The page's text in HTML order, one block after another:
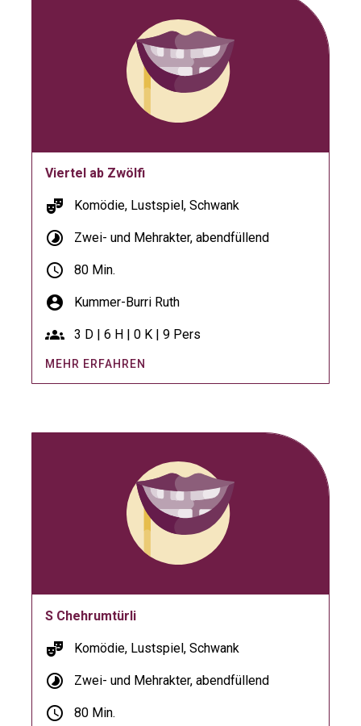
Viertel ab Zwölfi
theater_comedy Komödie, Lustspiel, Schwank
timelapse Zwei- und Mehrakter, abendfüllend
schedule 80 Min.
account_circle Kummer-Burri Ruth
groups 3 D | 6 H | 0 K | 9 Pers
MEHR ERFAHREN
S Chehrumtürli
theater_comedy Komödie, Lustspiel, Schwank
timelapse Zwei- und Mehrakter, abendfüllend
schedule 80 Min.